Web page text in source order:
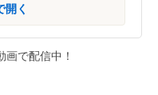
開く
で配信中！